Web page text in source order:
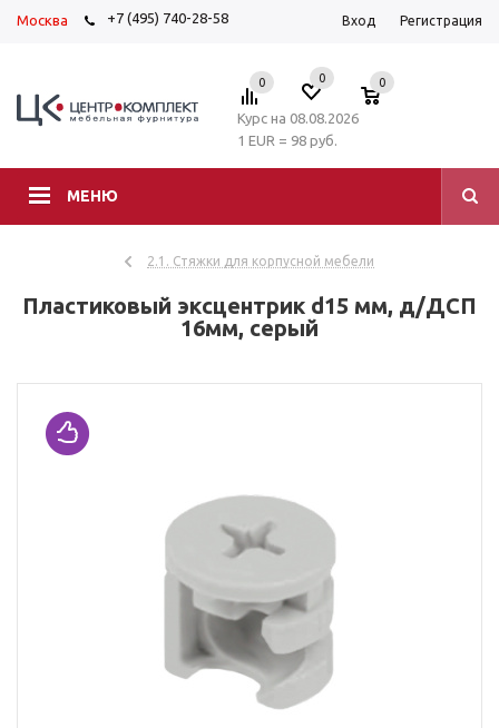
Москва +7 (495) 740-28-58 Вход Регистрация
МЕНЮ
0 0 0
Курс на 08.08.2026
1 EUR = 98 руб.
2.1. Стяжки для корпусной мебели
Пластиковый эксцентрик d15 мм, д/ДСП
16мм, серый